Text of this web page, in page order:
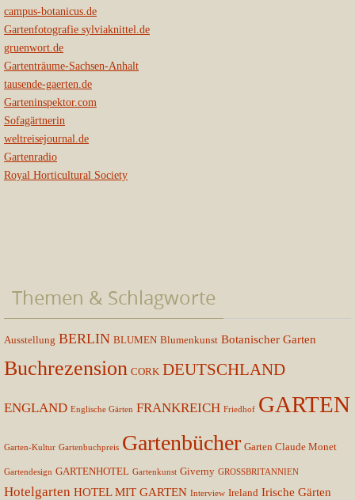
campus-botanicus.de
Gartenfotografie sylviaknittel.de
gruenwort.de
Gartenträume-Sachsen-Anhalt
tausende-gaerten.de
Garteninspektor.com
Sofagärtnerin
weltreisejournal.de
Gartenradio
Royal Horticultural Society
Themen & Schlagworte
Ausstellung BERLIN BLUMEN Blumenkunst Botanischer Garten
Buchrezension CORK DEUTSCHLAND
ENGLAND Englische Gärten FRANKREICH Friedhof GARTEN
Garten-Kultur Gartenbuchpreis Gartenbücher Garten Claude Monet
Gartendesign GARTENHOTEL Gartenkunst Giverny GROSSBRITANNIEN
Hotelgarten HOTEL MIT GARTEN Interview Ireland Irische Gärten